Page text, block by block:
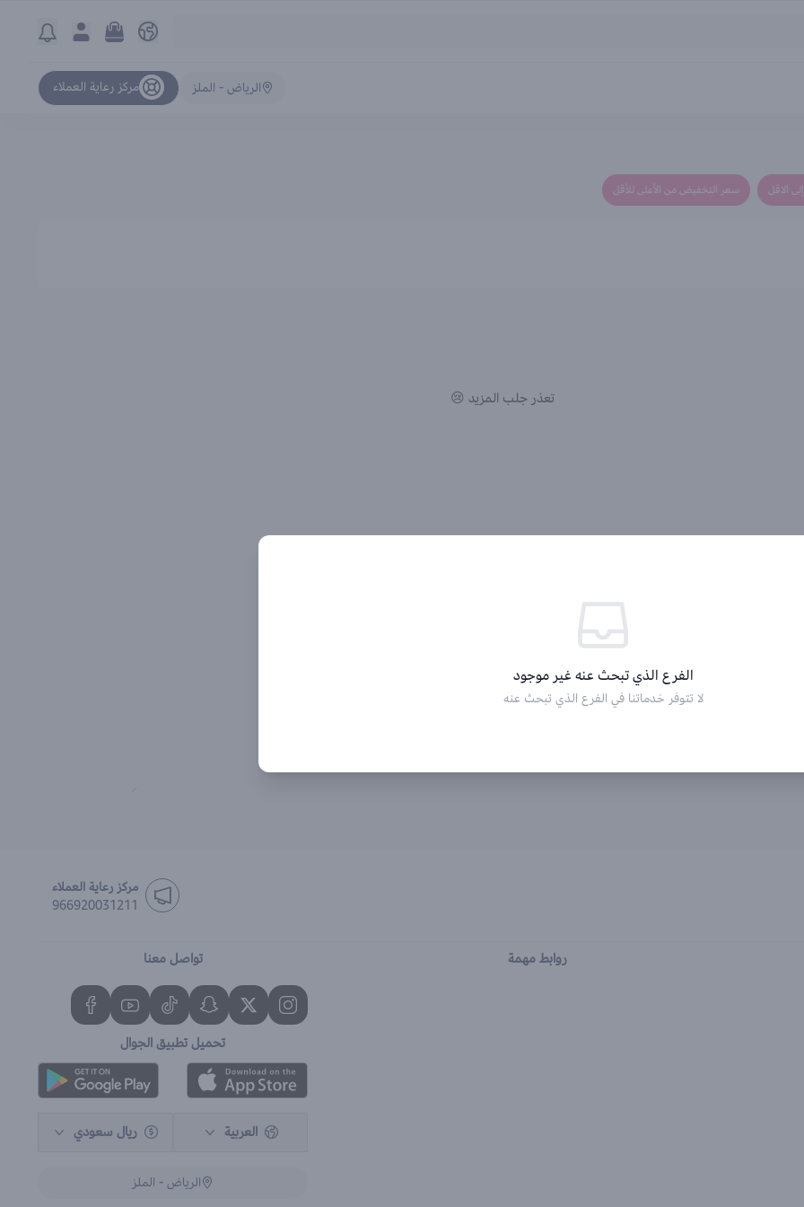
الرياض - الملز مركز رعاية العملاء
الاقل سعر التخفيض من الأعلى للأقل
تعذر جلب المزيد 😢
مركز رعاية العملاء
966920031211
روابط مهمة تواصل معنا
تحميل تطبيق الجوال
العربية ريال سعودي
الرياض - الملز
الفرع الذي تبحث عنه غير موجود
لا تتوفر خدماتنا في الفرع الذي تبحث عنه